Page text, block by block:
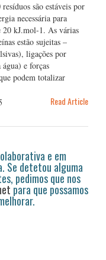
são estáveis por
necessária para
20 kJ.mol-1. As várias
estão sujeitas –
ligações por
e forças
podem totalizar
Read Article
e em
Se detetou alguma
pedimos que nos
para que possamos